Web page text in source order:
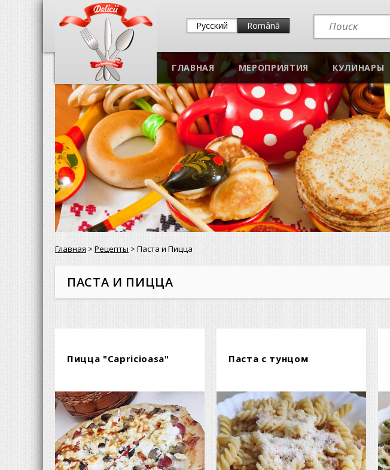
Русский Română
ГЛАВНАЯ МЕРОПРИЯТИЯ КУЛИНАРЫ
Главная > Рецепты > Паста и Пицца
ПАСТА И ПИЦЦА
Пицца "Capricioasa" Паста с тунцом